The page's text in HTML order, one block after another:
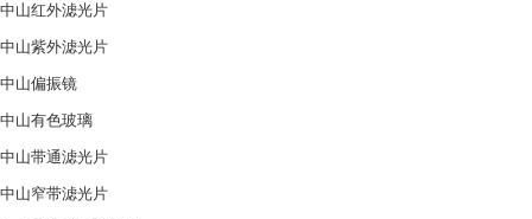
中山红外滤光片
中山紫外滤光片
中山偏振镜
中山有色玻璃
中山带通滤光片
中山窄带滤光片